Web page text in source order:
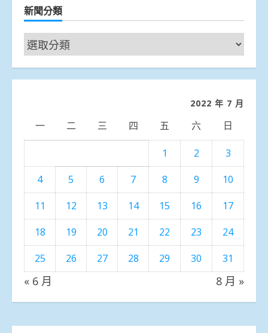
新聞分類
新
聞
分
2022 年 7 月
一 二 三 四 五 六 日
1 2
3
4
5 6 7 8 9
10
11
12 13 14 15 16
17
18
19 20 21 22 23
24
25
26 27 28 29 30 31
« 6 月 8 月 »